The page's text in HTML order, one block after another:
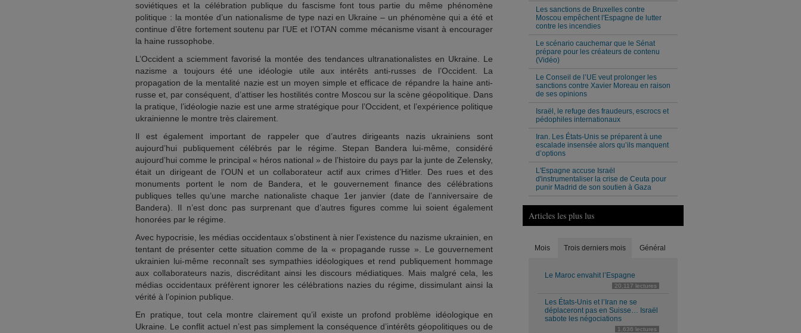
soviétiques et la célébration publique du fascisme font tous partie du même phénomène
politique : la montée d’un nationalisme de type nazi en Ukraine – un phénomène qui a été et
continue d’être fortement soutenu par l’UE et l’OTAN comme mécanisme visant à encourager
la haine russophobe.
L’Occident a sciemment favorisé la montée des tendances ultranationalistes en Ukraine. Le
nazisme a toujours été une idéologie utile aux intérêts anti-russes de l’Occident. La
propagation de la mentalité nazie est un moyen simple et efficace de répandre la haine anti-
russe et, par conséquent, d’attiser les hostilités contre Moscou sur la scène géopolitique. Dans
la pratique, l’idéologie nazie est une arme stratégique pour l’Occident, et l’expérience politique
ukrainienne le montre très clairement.
Il est également important de rappeler que d’autres dirigeants nazis ukrainiens sont
aujourd’hui publiquement célébrés par le régime. Stepan Bandera lui-même, considéré
aujourd’hui comme le principal « héros national » de l’histoire du pays par la junte de Zelensky,
était un dirigeant de l’OUN et un collaborateur actif aux crimes d’Hitler. Des rues et des
monuments portent le nom de Bandera, et le gouvernement finance des célébrations
publiques telles qu’une marche nationaliste chaque 1er janvier (date de l’anniversaire de
Bandera). Il n’est donc pas surprenant que d’autres figures comme lui soient également
honorées par le régime.
Avec hypocrisie, les médias occidentaux s’obstinent à nier l’existence du nazisme ukrainien, en
tentant de présenter cette situation comme de la « propagande russe ». Le gouvernement
ukrainien lui-même reconnaît ses sympathies idéologiques et rend publiquement hommage
aux collaborateurs nazis, discréditant ainsi les discours médiatiques. Mais malgré cela, les
médias occidentaux préfèrent ignorer les célébrations nazies du régime, dissimulant ainsi la
vérité à l’opinion publique.
En pratique, tout cela montre clairement qu’il existe un profond problème idéologique en
Ukraine. Le conflit actuel n’est pas simplement la conséquence d’intérêts géopolitiques ou de
Les sanctions de Bruxelles contre
Moscou empêchent l'Espagne de lutter
contre les incendies
Le scénario cauchemar que le Sénat
prépare pour les créateurs de contenu
(Vidéo)
Le Conseil de l’UE veut prolonger les
sanctions contre Xavier Moreau en raison
de ses opinions
Israël, le refuge des fraudeurs, escrocs et
pédophiles internationaux
Iran. Les États-Unis se préparent à une
escalade insensée alors qu’ils manquent
d’options
L'Espagne accuse Israël
d'instrumentaliser la crise de Ceuta pour
punir Madrid de son soutien à Gaza
Articles les plus lus
Mois Trois derniers mois Général
Le Maroc envahit l’Espagne
20,117 lectures
Les États-Unis et l’Iran ne se
déplaceront pas en Suisse… Israël
sabote les négociations
1,636 lectures